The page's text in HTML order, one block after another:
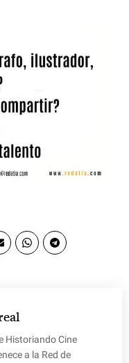
Historiando Cine
a la Red de